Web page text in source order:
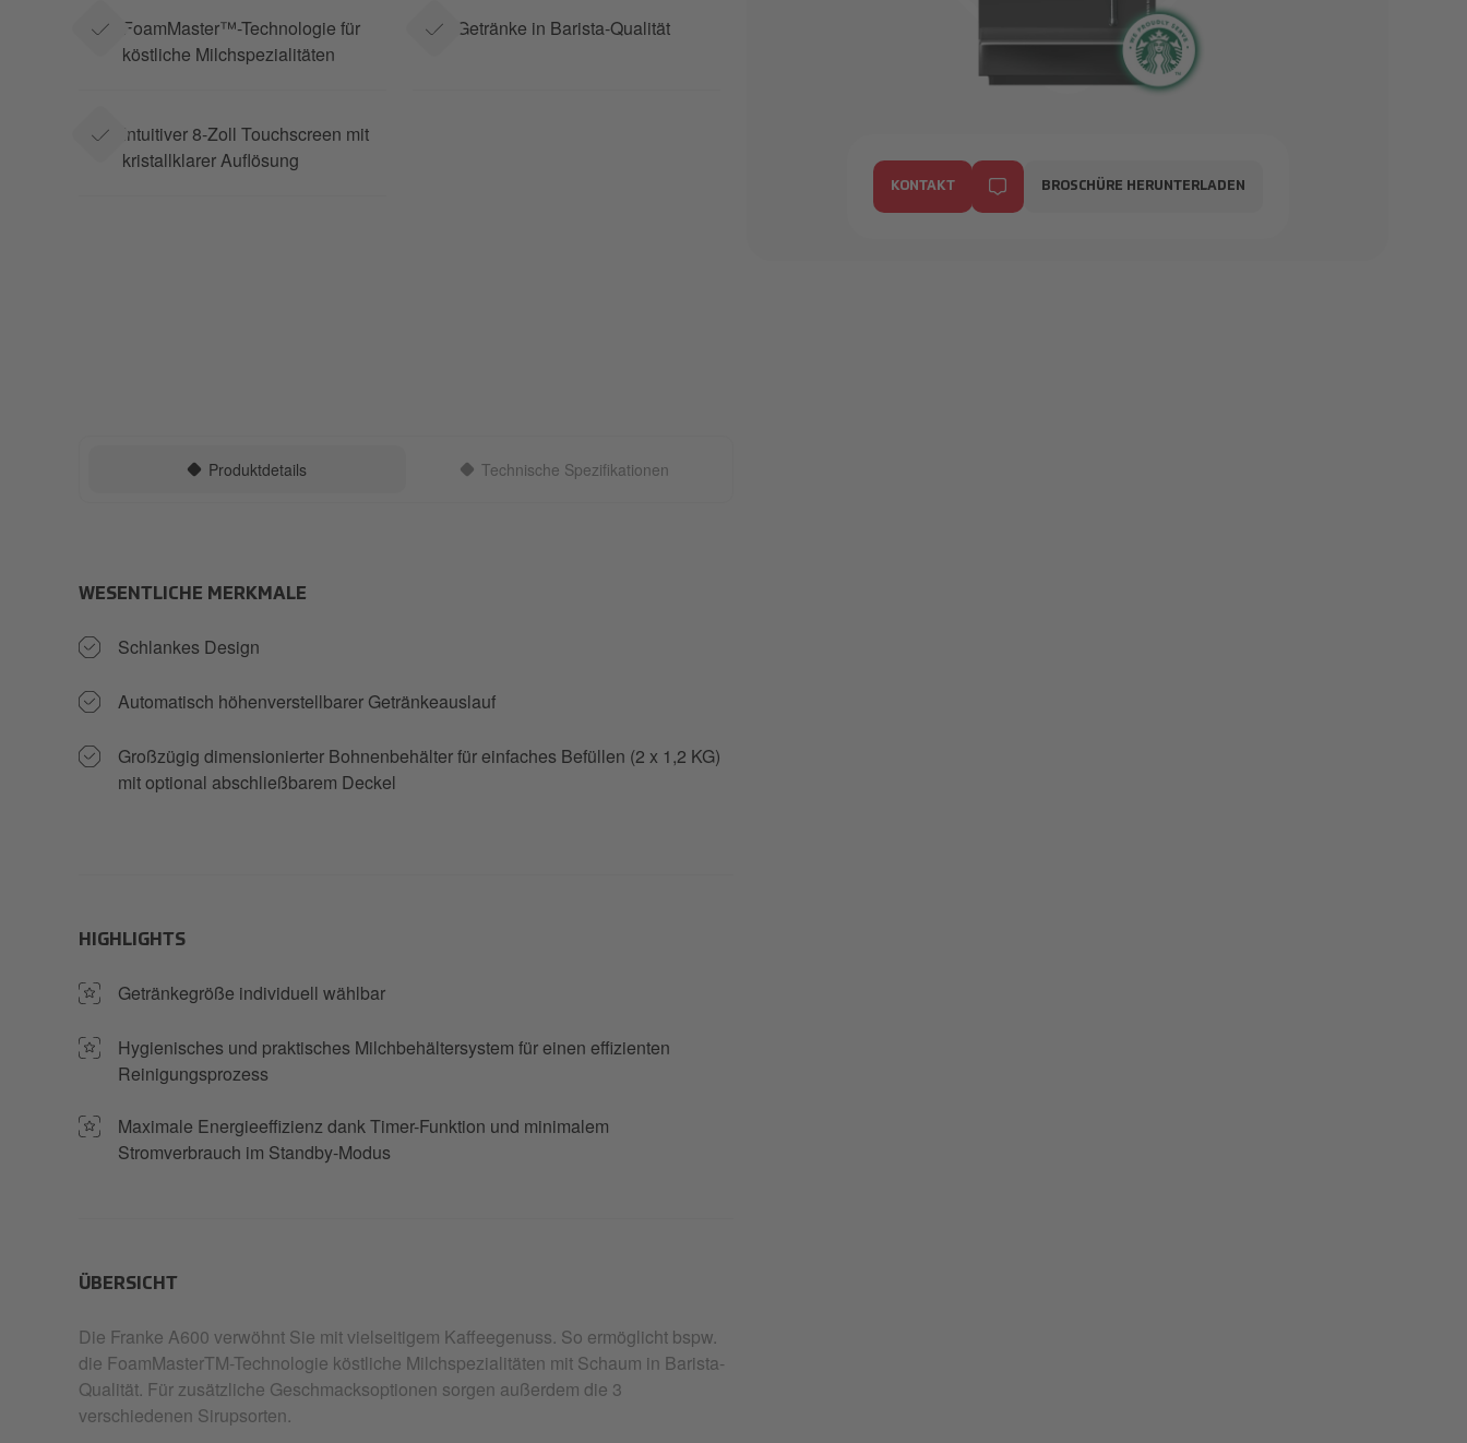
FoamMaster™-Technologie für
köstliche Milchspezialitäten
Getränke in Barista-Qualität
Intuitiver 8-Zoll Touchscreen mit
kristallklarer Auflösung
KONTAKT BROSCHÜRE HERUNTERLADEN
Produktdetails Technische Spezifikationen
WESENTLICHE MERKMALE
Schlankes Design
Automatisch höhenverstellbarer Getränkeauslauf
Großzügig dimensionierter Bohnenbehälter für einfaches Befüllen (2 x 1,2 KG)
mit optional abschließbarem Deckel
HIGHLIGHTS
Getränkegröße individuell wählbar
Hygienisches und praktisches Milchbehältersystem für einen effizienten
Reinigungsprozess
Maximale Energieeffizienz dank Timer-Funktion und minimalem
Stromverbrauch im Standby-Modus
ÜBERSICHT
Die Franke A600 verwöhnt Sie mit vielseitigem Kaffeegenuss. So ermöglicht bspw.
die FoamMasterTM-Technologie köstliche Milchspezialitäten mit Schaum in Barista-
Qualität. Für zusätzliche Geschmacksoptionen sorgen außerdem die 3
verschiedenen Sirupsorten.